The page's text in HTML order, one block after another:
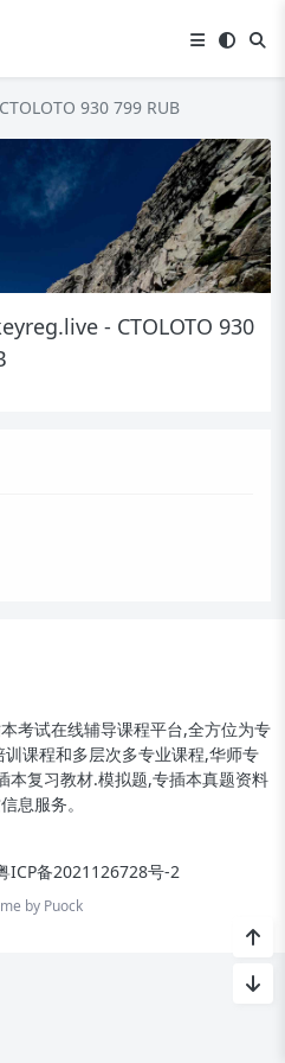
930 799 RUB
- CTOLOTO 930
考试在线辅导课程平台,全方位为专
课程和多层次多专业课程,华师专
本复习教材.模拟题,专插本真题资料
息服务。
ICP备2021126728号-2
by Puock